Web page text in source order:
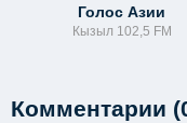
Голос Азии
Кызыл 102,5 FM
Комментарии